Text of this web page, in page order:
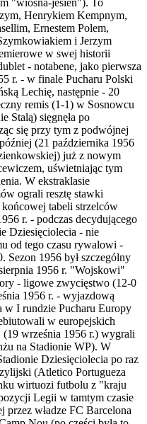
Henrykiem Kempnym,
Ernestem Polem,
i Jerzym
w swej historii
- notabene, jako pierwsza
r. - w finale Pucharu Polski
Lechię, następnie - 20
remis (1-1) w Sosnowcu
Stalą) sięgnęła po
się przy tym z podwójnej
(21 października 1956
już z nowym
uświetniając tym
W ekstraklasie
ograli resztę stawki
tabeli strzelców
r. - podczas decydującego
Dziesięciolecia - nie
od tego czasu rywalowi -
1956 był szczególny
1956 r. "Wojskowi"
- ligowe zwycięstwo (12-0
1956 r. - wyjazdową
w I rundzie Pucharu Europy
w europejskich
września 1956 r.) wygrali
na Stadionie WP). W
Dziesięciolecia po raz
(Atletico Portugueza
wirtuozi futbolu z "kraju
Legii w tamtym czasie
przez władze FC Barcelona